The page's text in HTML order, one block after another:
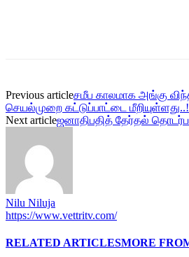
Previous articleசமீப காலமாக அங்கு
செயல்முறை கட்டுப்பாட்டை மீறியுள்ளது..!
Next articleஜனாதிபதித் தேர்தல்
Nilu Niluja
https://www.vettritv.com/
RELATED ARTICLESMORE